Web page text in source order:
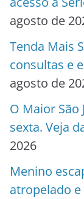
agosto de
Tenda Mais
consultas e
agosto de
O Maior São
sexta. Veja
2026
Menino
atropelado